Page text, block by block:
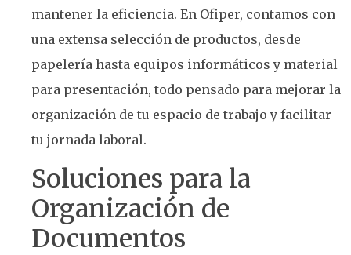
mantener la eficiencia. En Ofiper, contamos con
una extensa selección de productos, desde
papelería hasta equipos informáticos y material
para presentación, todo pensado para mejorar la
organización de tu espacio de trabajo y facilitar
tu jornada laboral.
Soluciones para la
Organización de
Documentos